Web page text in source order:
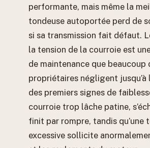
performante, mais même la
tondeuse autoportée perd de
si sa transmission fait défaut.
la tension de la courroie est
de maintenance que beaucoup
propriétaires négligent jusqu’à
des premiers signes de
courroie trop lâche patine,
finit par rompre, tandis qu’une
excessive sollicite